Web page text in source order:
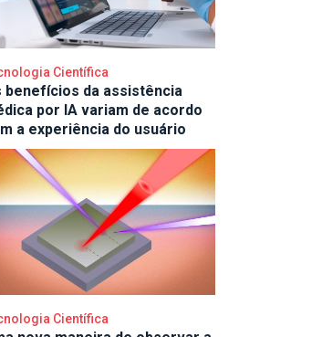
Científica
benefícios da assistência
por IA variam de acordo
a experiência do usuário
Científica